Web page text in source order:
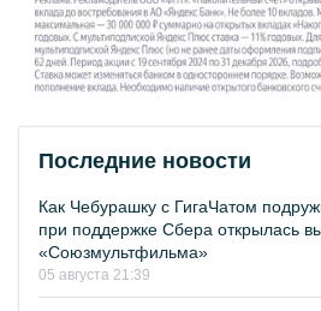
Последние новости
Как Чебурашку с ГигаЧатом
при поддержке Сбера открылась
«Союзмультфильма»
05 августа 21:39